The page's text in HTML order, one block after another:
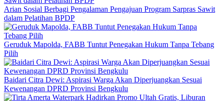
Arian Sosial Berbagi Pengalaman Pengajuan Program Sarpras Sawit
dalam Pelatihan BPDP
Geruduk Mapolda, FABB Tuntut Penegakan Hukum Tanpa Tebang
Pilih
Baidari Citra Dewi: Aspirasi Warga Akan Diperjuangkan Sesuai
Kewenangan DPRD Provinsi Bengkulu